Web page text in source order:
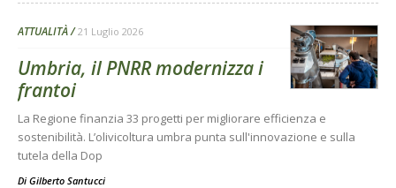
ATTUALITÀ 21 Luglio 2026
Umbria, il PNRR modernizza i
frantoi
La Regione finanzia 33 progetti per migliorare efficienza e
sostenibilità. L’olivicoltura umbra punta sull'innovazione e sulla
tutela della Dop
Di Gilberto Santucci